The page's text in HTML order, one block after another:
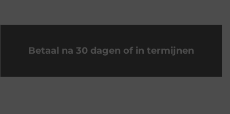
Betaal na 30 dagen of in termijnen